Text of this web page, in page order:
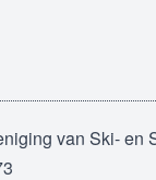
van Ski- en